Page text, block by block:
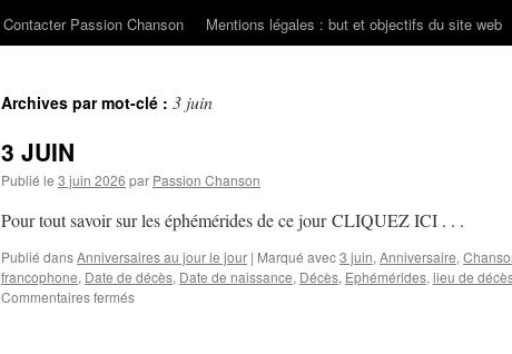
Contacter Passion Chanson
Mentions légales : but et objectifs du site web
Archives par mot-clé : 3 juin
3 JUIN
Publié le 3 juin 2026 par Passion Chanson
Pour tout savoir sur les éphémérides de ce jour CLIQUEZ ICI . . .
Publié dansAnniversaires au jour le jour | Marqué avec3 juin, Anniversaire,
francophone, Date de décès, Date de naissance, Décès, Ephémérides, lieu de
Commentaires ferméssur